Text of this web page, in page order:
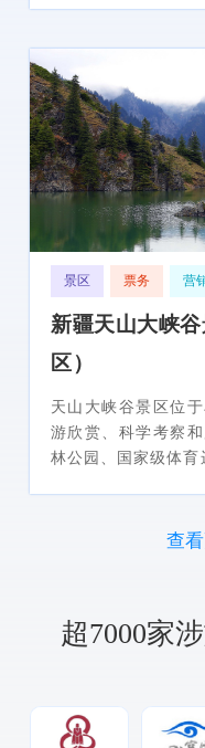
景区 票务 营
新疆天山大峡
区）
天山大峡谷景区位
游欣赏、科学考察
林公园、国家级体
查
超7000家